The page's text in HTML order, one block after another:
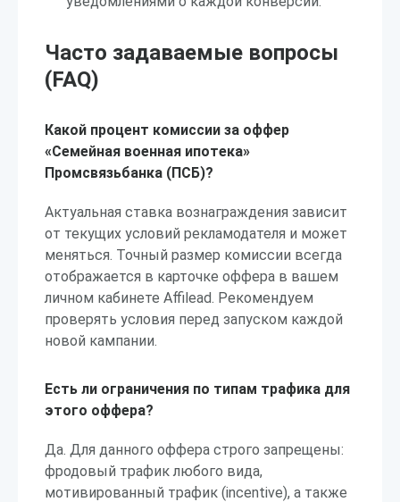
Часто задаваемые вопросы
(FAQ)
Какой процент комиссии за оффер
«Семейная военная ипотека»
Промсвязьбанка (ПСБ)?
Актуальная ставка вознаграждения зависит
от текущих условий рекламодателя и может
меняться. Точный размер комиссии всегда
отображается в карточке оффера в вашем
личном кабинете Affilead. Рекомендуем
проверять условия перед запуском каждой
новой кампании.
Есть ли ограничения по типам трафика для
этого оффера?
Да. Для данного оффера строго запрещены:
фродовый трафик любого вида,
мотивированный трафик (incentive), а также